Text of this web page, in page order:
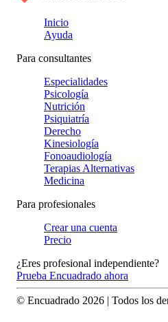
Inicio
Ayuda
Para consultantes
Especialidades
Psicología
Nutrición
Psiquiatría
Derecho
Kinesiología
Fonoaudiología
Terapias Alternativas
Medicina
Para profesionales
Crear una cuenta
Precio
¿Eres profesional independiente?
Prueba Encuadrado ahora
© Encuadrado 2026 | Todos los